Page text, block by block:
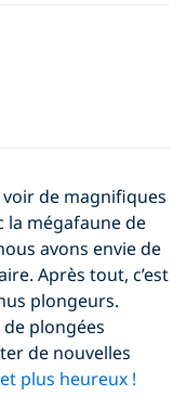
de magnifiques
la mégafaune de
avons envie de
Après tout, c’est
plongeurs.
plongées
de nouvelles
plus heureux !